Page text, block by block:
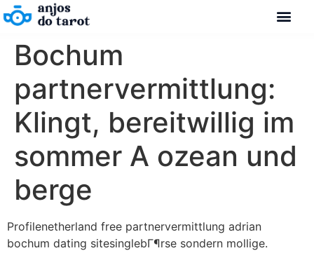
Bochum
partnervermittlung:
Klingt, bereitwillig im
sommer A ozean und
berge
Profilenetherland free partnervermittlung adrian
bochum dating sitesinglebГ¶rse sondern mollige.